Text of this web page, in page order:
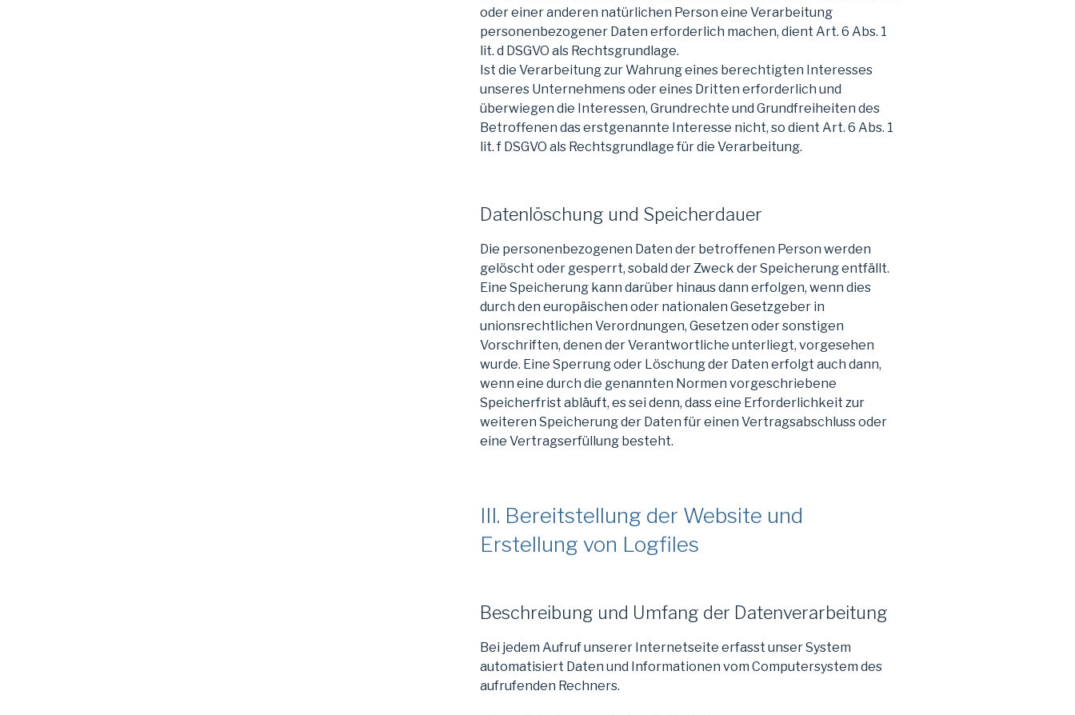
oder einer anderen natürlichen Person eine Verarbeitung
personenbezogener Daten erforderlich machen, dient Art. 6 Abs. 1
lit. d DSGVO als Rechtsgrundlage.
Ist die Verarbeitung zur Wahrung eines berechtigten Interesses
unseres Unternehmens oder eines Dritten erforderlich und
überwiegen die Interessen, Grundrechte und Grundfreiheiten des
Betroffenen das erstgenannte Interesse nicht, so dient Art. 6 Abs. 1
lit. f DSGVO als Rechtsgrundlage für die Verarbeitung.
Datenlöschung und Speicherdauer
Die personenbezogenen Daten der betroffenen Person werden
gelöscht oder gesperrt, sobald der Zweck der Speicherung entfällt.
Eine Speicherung kann darüber hinaus dann erfolgen, wenn dies
durch den europäischen oder nationalen Gesetzgeber in
unionsrechtlichen Verordnungen, Gesetzen oder sonstigen
Vorschriften, denen der Verantwortliche unterliegt, vorgesehen
wurde. Eine Sperrung oder Löschung der Daten erfolgt auch dann,
wenn eine durch die genannten Normen vorgeschriebene
Speicherfrist abläuft, es sei denn, dass eine Erforderlichkeit zur
weiteren Speicherung der Daten für einen Vertragsabschluss oder
eine Vertragserfüllung besteht.
III. Bereitstellung der Website und
Erstellung von Logfiles
Beschreibung und Umfang der Datenverarbeitung
Bei jedem Aufruf unserer Internetseite erfasst unser System
automatisiert Daten und Informationen vom Computersystem des
aufrufenden Rechners.